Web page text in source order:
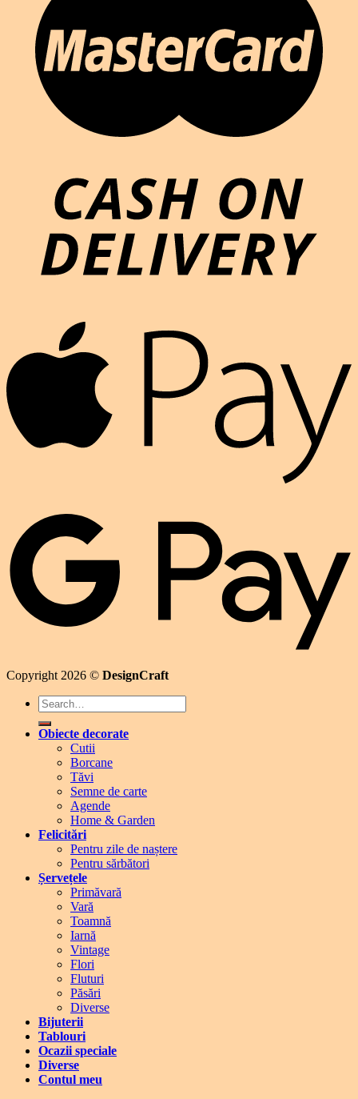
Copyright 2026 © DesignCraft
Search
for:
Obiecte decorate
Cutii
Borcane
Tăvi
Semne de carte
Agende
Home & Garden
Felicitări
Pentru zile de naștere
Pentru sărbători
Șervețele
Primăvară
Vară
Toamnă
Iarnă
Vintage
Flori
Fluturi
Păsări
Diverse
Bijuterii
Tablouri
Ocazii speciale
Diverse
Contul meu